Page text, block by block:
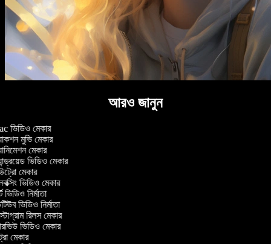
আরও জানুন
ভিডিও মেকার
মুভি মেকার
মেকার
ভিডিও মেকার
মেকার
ভিডিও মেকার
নির্মাতা
ভিডিও নির্মাতা
রিলস মেকার
ভিডিও মেকার
মেকার